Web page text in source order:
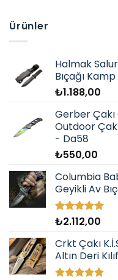
Ürünler
Halmak
Bıçağı
₺1.188,00
Gerber
Outdoor
- Da58
₺550,00
Columbia
Geyikli Av
5 üzerinden
oy
aldı
₺2.112,00
Crkt Çakı
Altın Deri